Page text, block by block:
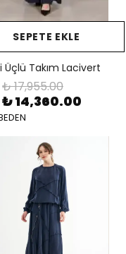
SEPETE EKLE
Üçlü Takım Lacivert
₺ 17,955.00
₺ 14,360.00